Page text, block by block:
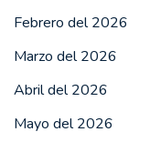
Febrero del 2026
Marzo del 2026
Abril del 2026
Mayo del 2026